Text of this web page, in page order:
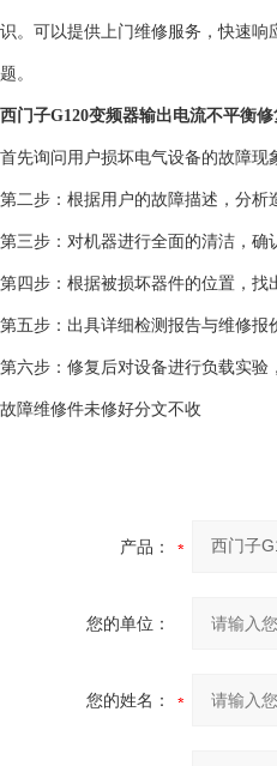
识。可以提供上门维修服务，快速
题。
西门子G120变频器输出电流不平衡
首先询问用户损坏电气设备的故障现
第二步：根据用户的故障描述，分析
第三步：对机器进行全面的清洁，
第四步：根据被损坏器件的位置，
第五步：出具详细检测报告与维修报
第六步：修复后对设备进行负载实验
故障维修件未修好分文不收
产品：
您的单位：
您的姓名：